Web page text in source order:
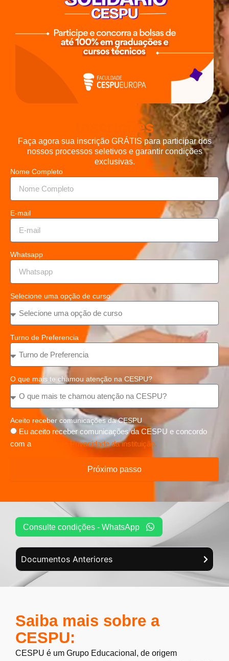
Inscrições
Faça agora sua inscrição GRÁTIS para participar dos
nossos processos seletivos e garantir condições
exclusivas.
Nome Completo
E-mail
Whatsapp
Selecione uma opção de curso
Turno de Preferencia
O que mais te chamou atenção na CESPU?
Aceito receber comunicações da CESPU
Eu aceito receber comunicações da CESPU e concordo
com a
Política de Privacidade da instituição.
Próximo passo
Consulte condições - WhatsApp
Documentos Anteriores
Saiba mais sobre a
CESPU:
CESPU é um Grupo Educacional, de origem